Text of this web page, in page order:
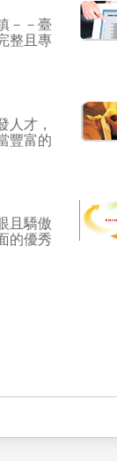
－－臺
整且專
人才，
豐富的
且驕傲
的優秀